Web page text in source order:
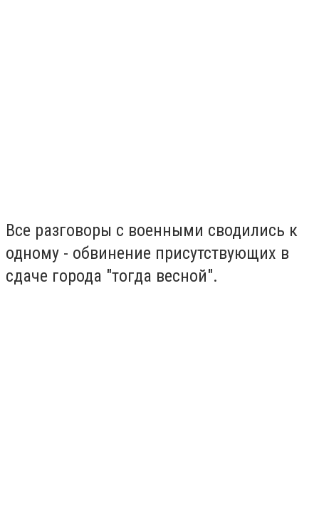
Все разговоры с военными сводились к
одному - обвинение присутствующих в
сдаче города "тогда весной".